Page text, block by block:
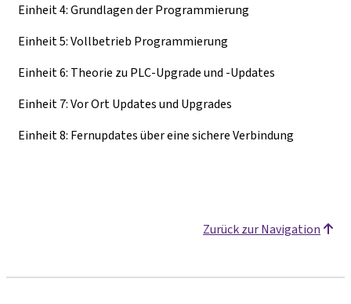
Einheit 4: Grundlagen der Programmierung
Einheit 5: Vollbetrieb Programmierung
Einheit 6: Theorie zu PLC-Upgrade und -Updates
Einheit 7: Vor Ort Updates und Upgrades
Einheit 8: Fernupdates über eine sichere Verbindung
Zurück zur Navigation